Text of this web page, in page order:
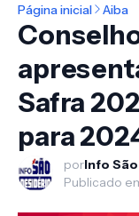
Página inicial Aiba
Safra
para
porInfo
Publicado